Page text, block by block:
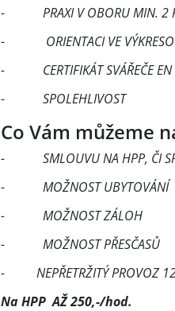
- PRAXI V OBORU MIN. 2
- ORIENTACI VE
- CERTIFIKÁT SVÁŘEČE EN
- SPOLEHLIVOST
Co Vám můžeme
- SMLOUVU NA HPP, ČI
- MOŽNOST UBYTOVÁNÍ
- MOŽNOST ZÁLOH
- MOŽNOST PŘESČASŮ
- NEPŘETRŽITÝ PROVOZ
Na HPP AŽ 250,-/hod.